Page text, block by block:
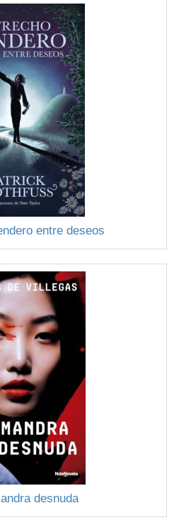
entre deseos
desnuda